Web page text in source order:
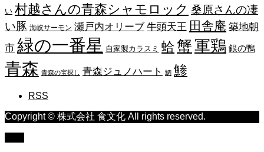
い 村越さんの青森シャモロック 桑原さんの凄
い豚 海峡サーモン 瀬戸内オリーブ 牛頭天王 田舎庵 築地朝
市 緑の一番星 自家製カラスミ 蛤 蟹軍鶏 銀の鴨
青森 青森の宝探し 青森ジュノハート 鯛 鯵
RSS
Copyright © 株式会社 食文化 All rights reserved.